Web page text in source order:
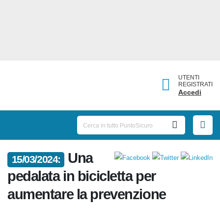
UTENTI
REGISTRATI
Accedi
15/03/2024:
Una
pedalata in bicicletta per
aumentare la prevenzione